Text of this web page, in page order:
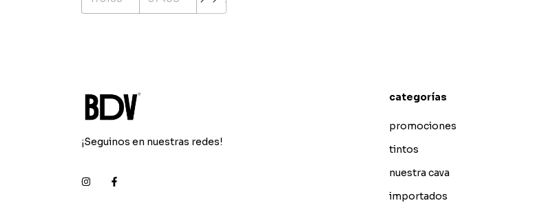
¡Seguinos en nuestras redes!
categorías
promociones
tintos
nuestra cava
importados